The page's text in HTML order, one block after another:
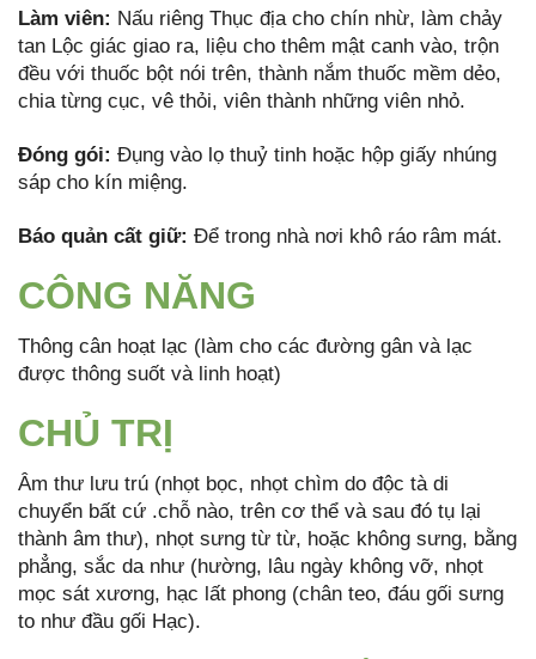
Làm viên: Nấu riêng Thục địa cho chín nhừ, làm chảy
tan Lộc giác giao ra, liệu cho thêm mật canh vào, trộn
đều với thuốc bột nói trên, thành nắm thuốc mềm dẻo,
chia từng cục, vê thỏi, viên thành những viên nhỏ.
Đóng gói: Đụng vào lọ thuỷ tinh hoặc hộp giấy nhúng
sáp cho kín miệng.
Báo quản cất giữ: Để trong nhà nơi khô ráo râm mát.
CÔNG NĂNG
Thông cân hoạt lạc (làm cho các đường gân và lạc
được thông suốt và linh hoạt)
CHỦ TRỊ
Âm thư lưu trú (nhọt bọc, nhọt chìm do độc tà di
chuyển bất cứ .chỗ nào, trên cơ thể và sau đó tụ lại
thành âm thư), nhọt sưng từ từ, hoặc không sưng, bằng
phẳng, sắc da như (hường, lâu ngày không vỡ, nhọt
mọc sát xương, hạc lất phong (chân teo, đáu gối sưng
to như đầu gối Hạc).